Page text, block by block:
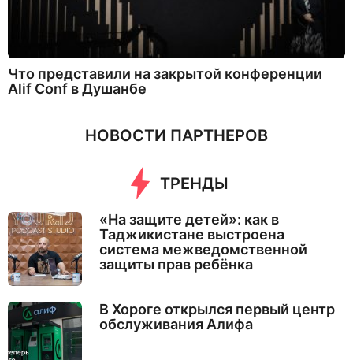
Что представили на закрытой конференции
Alif Conf в Душанбе
НОВОСТИ ПАРТНЕРОВ
ТРЕНДЫ
«На защите детей»: как в
Таджикистане выстроена
система межведомственной
защиты прав ребёнка
В Хороге открылся первый центр
обслуживания Алифа